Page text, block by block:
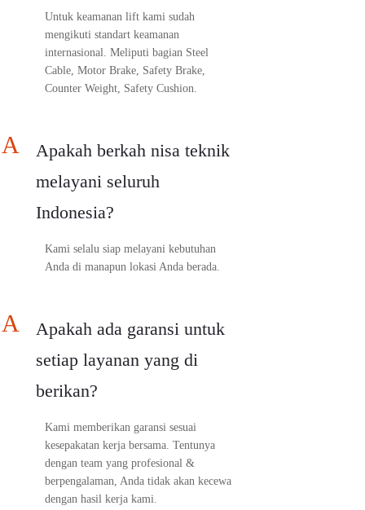
Untuk keamanan lift kami sudah
mengikuti standart keamanan
internasional. Meliputi bagian Steel
Cable, Motor Brake, Safety Brake,
Counter Weight, Safety Cushion.
A
Apakah berkah nisa teknik
melayani seluruh
Indonesia?
Kami selalu siap melayani kebutuhan
Anda di manapun lokasi Anda berada.
A
Apakah ada garansi untuk
setiap layanan yang di
berikan?
Kami memberikan garansi sesuai
kesepakatan kerja bersama. Tentunya
dengan team yang profesional &
berpengalaman, Anda tidak akan kecewa
dengan hasil kerja kami.